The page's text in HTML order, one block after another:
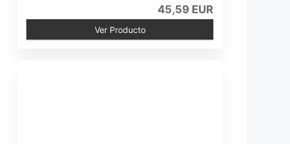
45,59 EUR
Ver Producto